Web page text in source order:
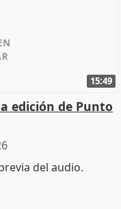
15:49
edición de Punto